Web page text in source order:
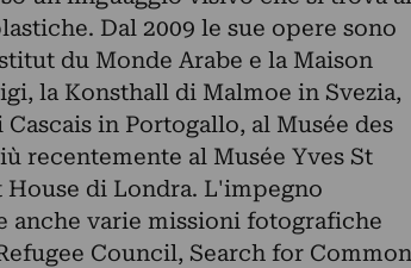
Dal 2009 le sue opere sono
du Monde Arabe e la Maison
la Konsthall di Malmoe in Svezia,
in Portogallo, al Musée des
recentemente al Musée Yves St
House di Londra. L'impegno
varie missioni fotografiche
Council, Search for Common